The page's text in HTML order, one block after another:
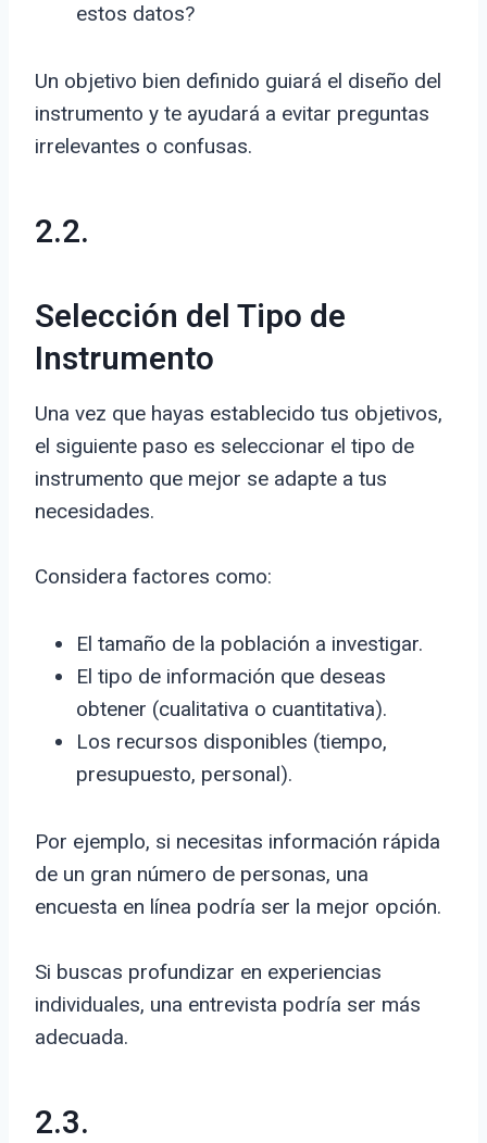
estos datos?
Un objetivo bien definido guiará el diseño del
instrumento y te ayudará a evitar preguntas
irrelevantes o confusas.
2.2.
Selección del Tipo de
Instrumento
Una vez que hayas establecido tus objetivos,
el siguiente paso es seleccionar el tipo de
instrumento que mejor se adapte a tus
necesidades.
Considera factores como:
El tamaño de la población a investigar.
El tipo de información que deseas
obtener (cualitativa o cuantitativa).
Los recursos disponibles (tiempo,
presupuesto, personal).
Por ejemplo, si necesitas información rápida
de un gran número de personas, una
encuesta en línea podría ser la mejor opción.
Si buscas profundizar en experiencias
individuales, una entrevista podría ser más
adecuada.
2.3.